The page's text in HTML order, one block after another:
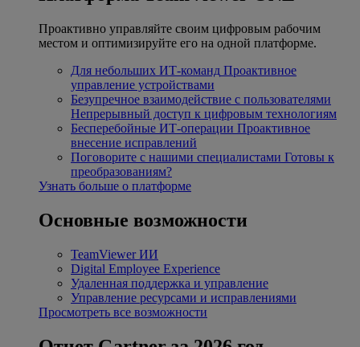
Проактивно управляйте своим цифровым рабочим
местом и оптимизируйте его на одной платформе.
Для небольших ИТ-команд Проактивное
управление устройствами
Безупречное взаимодействие с пользователями
Непрерывный доступ к цифровым технологиям
Бесперебойные ИТ-операции Проактивное
внесение исправлений
Поговорите с нашими специалистами Готовы к
преобразованиям?
Узнать больше о платформе
Основные возможности
TeamViewer ИИ
Digital Employee Experience
Удаленная поддержка и управление
Управление ресурсами и исправлениями
Просмотреть все возможности